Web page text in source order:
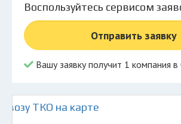
© 2026 Все права защищены
Воспользуйтесь сервисом
Отправить заявку
Вашу заявку получит 1 компания
ТКО на карте